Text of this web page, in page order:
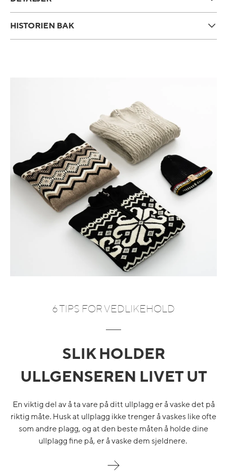
HISTORIEN BAK
6 TIPS FOR VEDLIKEHOLD
SLIK HOLDER
ULLGENSEREN LIVET UT
En viktig del av å ta vare på ditt ullplagg er å vaske det på
riktig måte. Husk at ullplagg ikke trenger å vaskes like ofte
som andre plagg, og at den beste måten å holde dine
ullplagg fine på, er å vaske dem sjeldnere.